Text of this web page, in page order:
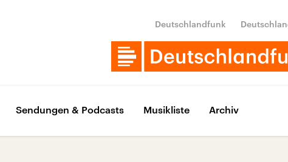
Deutschlandfunk
Sendungen & Podcasts Musikliste Archiv